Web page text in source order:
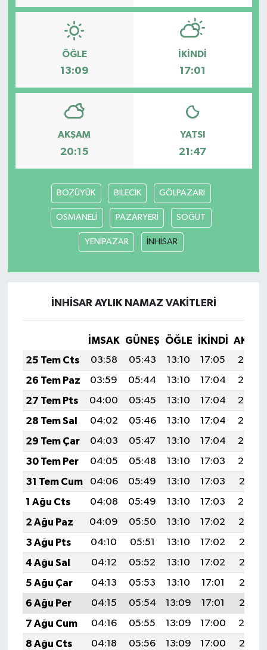
ÖĞLE
13:09
İKINDI
17:01
AKŞAM
20:15
YATSI
21:47
BOZÜYÜK BİLECİK GÖLPAZARI
OSMANELİ PAZARYERİ SÖĞÜT
YENİPAZAR İNHİSAR
İNHİSAR AYLIK NAMAZ VAKITLERI
İMSAK GÜNEŞ ÖĞLE İKINDI
25 Tem Cts
03:58 05:43 13:10 17:05
20:27
26 Tem Paz
03:59 05:44 13:10 17:04
20:26
27 Tem Pts
04:00 05:45 13:10 17:04
20:25
28 Tem Sal
04:02 05:46 13:10 17:04
20:24
29 Tem Çar
04:03 05:47 13:10 17:04
20:23
30 Tem Per
04:05 05:48 13:10 17:03
20:22
31 Tem Cum
04:06 05:49 13:10 17:03
20:21
1 Ağu Cts
04:08 05:49 13:10 17:03
20:20
2 Ağu Paz
04:09 05:50 13:10 17:02
20:19
3 Ağu Pts
04:10 05:51 13:10 17:02
20:18
4 Ağu Sal
04:12 05:52 13:10 17:02
20:17
5 Ağu Çar
04:13 05:53 13:10 17:01
20:16
6 Ağu Per
04:15 05:54 13:09 17:01
20:15
7 Ağu Cum
04:16 05:55 13:09 17:00
20:14
8 Ağu Cts
04:18 05:56 13:09 17:00
20:12
TEKNOLOJİ
TİCARET
YAŞAM